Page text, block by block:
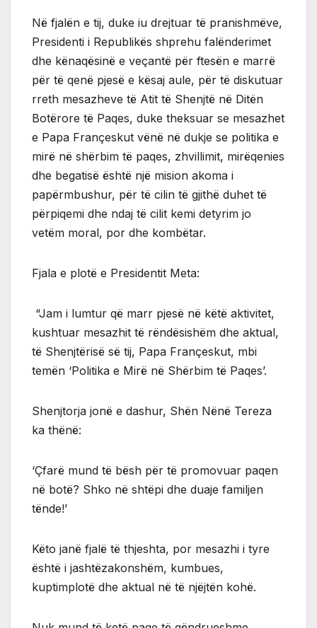
Në fjalën e tij, duke iu drejtuar të pranishmëve,
Presidenti i Republikës shprehu falënderimet
dhe kënaqësinë e veçantë për ftesën e marrë
për të qenë pjesë e kësaj aule, për të diskutuar
rreth mesazheve të Atit të Shenjtë në Ditën
Botërore të Paqes, duke theksuar se mesazhet
e Papa Françeskut vënë në dukje se politika e
mirë në shërbim të paqes, zhvillimit, mirëqenies
dhe begatisë është një mision akoma i
papërmbushur, për të cilin të gjithë duhet të
përpiqemi dhe ndaj të cilit kemi detyrim jo
vetëm moral, por dhe kombëtar.
Fjala e plotë e Presidentit Meta:
“Jam i lumtur që marr pjesë në këtë aktivitet,
kushtuar mesazhit të rëndësishëm dhe aktual,
të Shenjtërisë së tij, Papa Françeskut, mbi
temën ‘Politika e Mirë në Shërbim të Paqes’.
Shenjtorja jonë e dashur, Shën Nënë Tereza
ka thënë:
‘Çfarë mund të bësh për të promovuar paqen
në botë? Shko në shtëpi dhe duaje familjen
tënde!’
Këto janë fjalë të thjeshta, por mesazhi i tyre
është i jashtëzakonshëm, kumbues,
kuptimplotë dhe aktual në të njëjtën kohë.